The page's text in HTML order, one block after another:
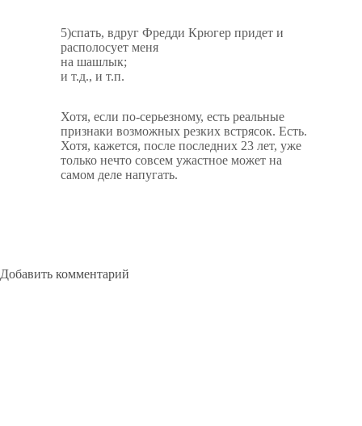
5)спать, вдруг Фредди Крюгер придет и
располосует меня
на шашлык;
и т.д., и т.п.
Хотя, если по-серьезному, есть реальные
признаки возможных резких встрясок. Есть.
Хотя, кажется, после последних 23 лет, уже
только нечто совсем ужастное может на
самом деле напугать.
Добавить комментарий